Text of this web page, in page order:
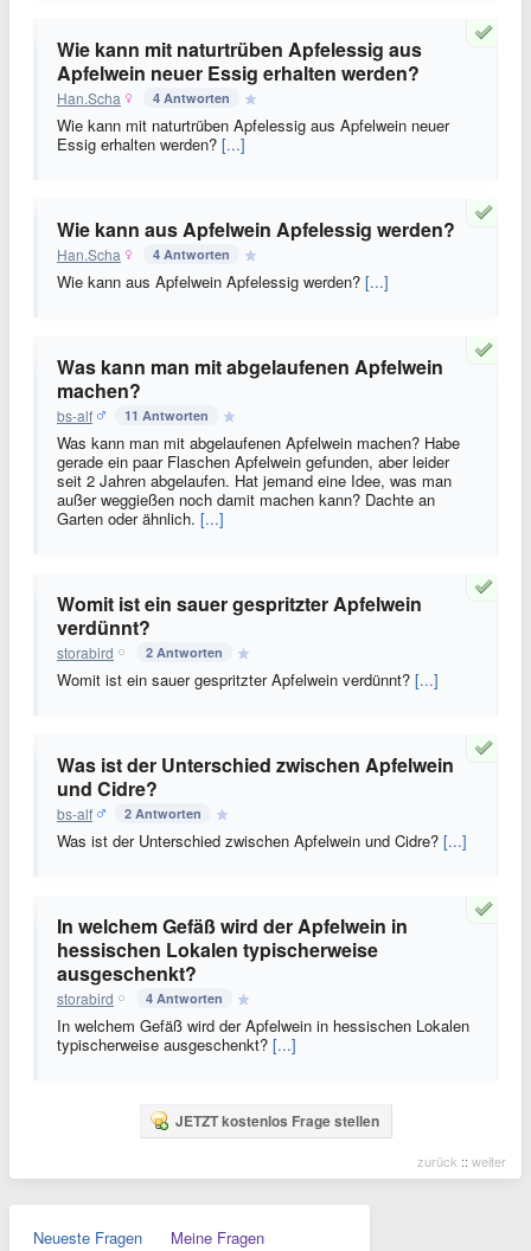
Wie kann mit naturtrüben Apfelessig aus
Apfelwein neuer Essig erhalten werden?
Han.Scha 4 Antworten
Wie kann mit naturtrüben Apfelessig aus Apfelwein neuer
Essig erhalten werden? [...]
Wie kann aus Apfelwein Apfelessig werden?
Han.Scha 4 Antworten
Wie kann aus Apfelwein Apfelessig werden? [...]
Was kann man mit abgelaufenen Apfelwein
machen?
bs-alf 11 Antworten
Was kann man mit abgelaufenen Apfelwein machen? Habe
gerade ein paar Flaschen Apfelwein gefunden, aber leider
seit 2 Jahren abgelaufen. Hat jemand eine Idee, was man
außer weggießen noch damit machen kann? Dachte an
Garten oder ähnlich. [...]
Womit ist ein sauer gespritzter Apfelwein
verdünnt?
storabird 2 Antworten
Womit ist ein sauer gespritzter Apfelwein verdünnt? [...]
Was ist der Unterschied zwischen Apfelwein
und Cidre?
bs-alf 2 Antworten
Was ist der Unterschied zwischen Apfelwein und Cidre? [...]
In welchem Gefäß wird der Apfelwein in
hessischen Lokalen typischerweise
ausgeschenkt?
storabird 4 Antworten
In welchem Gefäß wird der Apfelwein in hessischen Lokalen
typischerweise ausgeschenkt? [...]
JETZT kostenlos Frage stellen
zurück :: weiter
Neueste Fragen
Meine Fragen